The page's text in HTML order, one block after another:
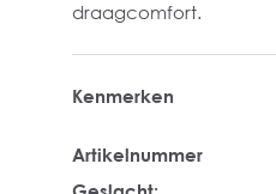
draagcomfort.
Kenmerken
Artikelnummer